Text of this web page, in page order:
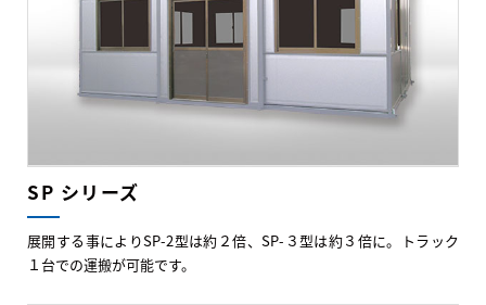
SP シリーズ
展開する事によりSP-2型は約２倍、SP-３型は約３倍に。トラック
１台での運搬が可能です。